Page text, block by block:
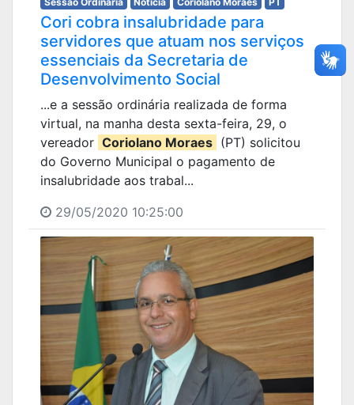
Cori cobra insalubridade para
servidores que atuam nos serviços
essenciais da Secretaria de
Desenvolvimento Social
...e a sessão ordinária realizada de forma
virtual, na manha desta sexta-feira, 29, o
vereador Coriolano Moraes (PT) solicitou
do Governo Municipal o pagamento de
insalubridade aos trabal...
29/05/2020 10:25:00